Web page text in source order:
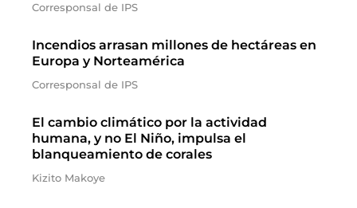
Corresponsal de IPS
Incendios arrasan millones de hectáreas en
Europa y Norteamérica
Corresponsal de IPS
El cambio climático por la actividad
humana, y no El Niño, impulsa el
blanqueamiento de corales
Kizito Makoye